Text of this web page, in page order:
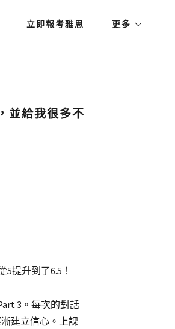
立即報考雅思 更多
並給我很多不
提升到了6.5！
3。每次的對話
建立信心。上課